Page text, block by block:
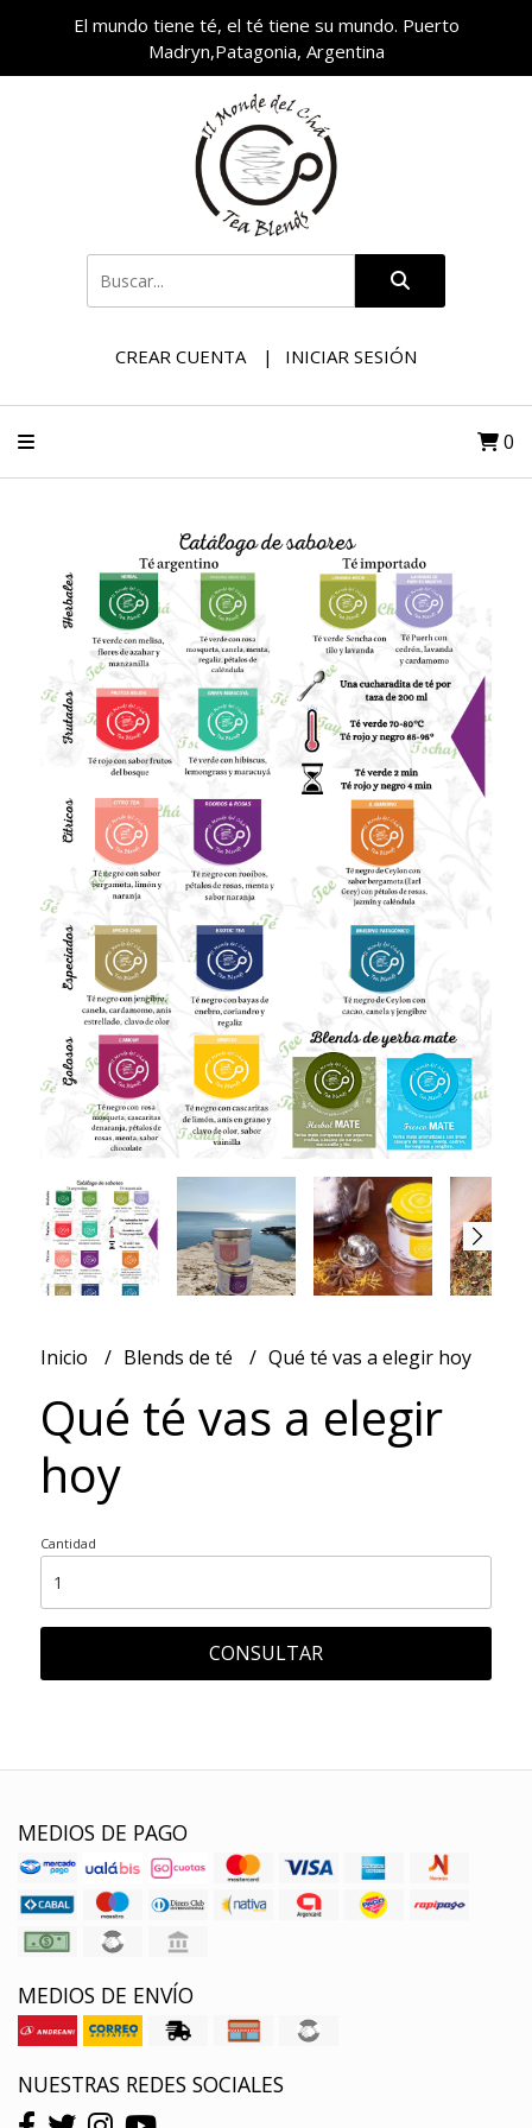
El mundo tiene té, el té tiene su mundo. Puerto
Madryn,Patagonia, Argentina
CREAR CUENTA INICIAR SESIÓN
0
Inicio Blends de té Qué té vas a elegir hoy
Qué té vas a elegir
hoy
Cantidad
CONSULTAR
MEDIOS DE PAGO
MEDIOS DE ENVÍO
NUESTRAS REDES SOCIALES